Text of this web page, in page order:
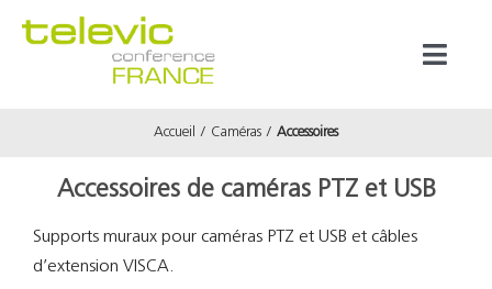
Accueil Caméras Accessoires
Accessoires de caméras PTZ et USB
Supports muraux pour caméras PTZ et USB et câbles
d’extension VISCA.